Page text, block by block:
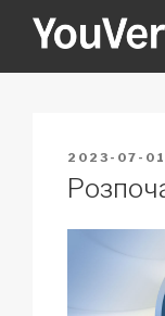
POSTED
ON
2023-07-01